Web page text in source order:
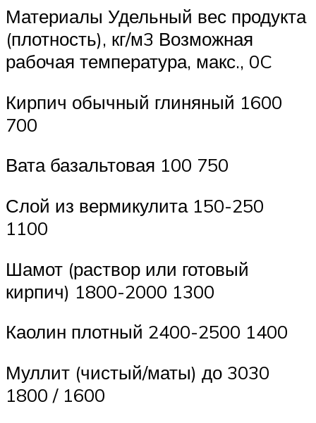
Материалы Удельный вес продукта
(плотность), кг/м3 Возможная
рабочая температура, макс., 0C
Кирпич обычный глиняный 1600
700
Вата базальтовая 100 750
Слой из вермикулита 150-250
1100
Шамот (раствор или готовый
кирпич) 1800-2000 1300
Каолин плотный 2400-2500 1400
Муллит (чистый/маты) до 3030
1800 / 1600